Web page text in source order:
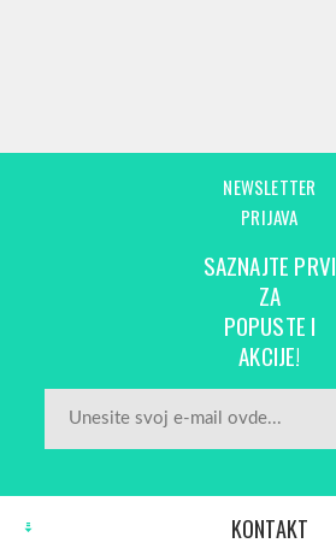
NEWSLETTER
PRIJAVA
SAZNAJTE PRVI
ZA
POPUSTE I
AKCIJE!
KONTAKT